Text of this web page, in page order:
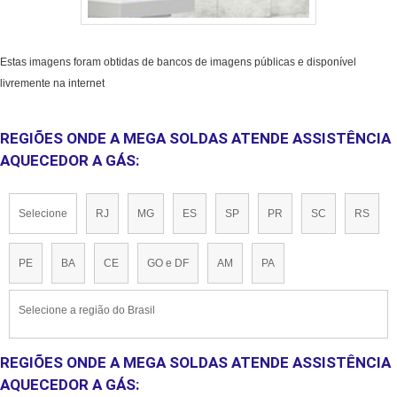
Estas imagens foram obtidas de bancos de imagens públicas e disponível
livremente na internet
REGIÕES ONDE A MEGA SOLDAS ATENDE ASSISTÊNCIA
AQUECEDOR A GÁS:
Selecione RJ MG ES SP PR SC RS
PE BA CE GO e DF AM PA
Selecione a região do Brasil
REGIÕES ONDE A MEGA SOLDAS ATENDE ASSISTÊNCIA
AQUECEDOR A GÁS: